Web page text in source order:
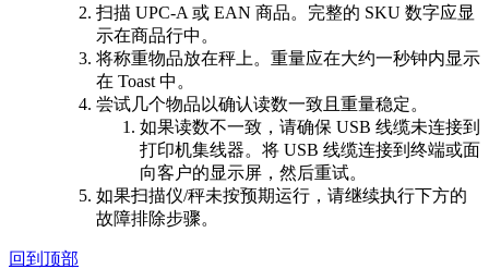
扫描 UPC-A 或 EAN 商品。完整的 SKU 数字应显
示在商品行中。
将称重物品放在秤上。重量应在大约一秒钟内显示
在 Toast 中。
尝试几个物品以确认读数一致且重量稳定。
如果读数不一致，请确保 USB 线缆未连接到
打印机集线器。将 USB 线缆连接到终端或面
向客户的显示屏，然后重试。
如果扫描仪/秤未按预期运行，请继续执行下方的
故障排除步骤。
回到顶部